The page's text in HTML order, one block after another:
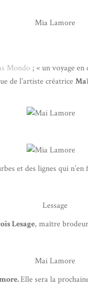
Mondo ; « un voyage
de l’artiste créatrice
et des lignes qui n’en
Lesage, maître
Elle sera la